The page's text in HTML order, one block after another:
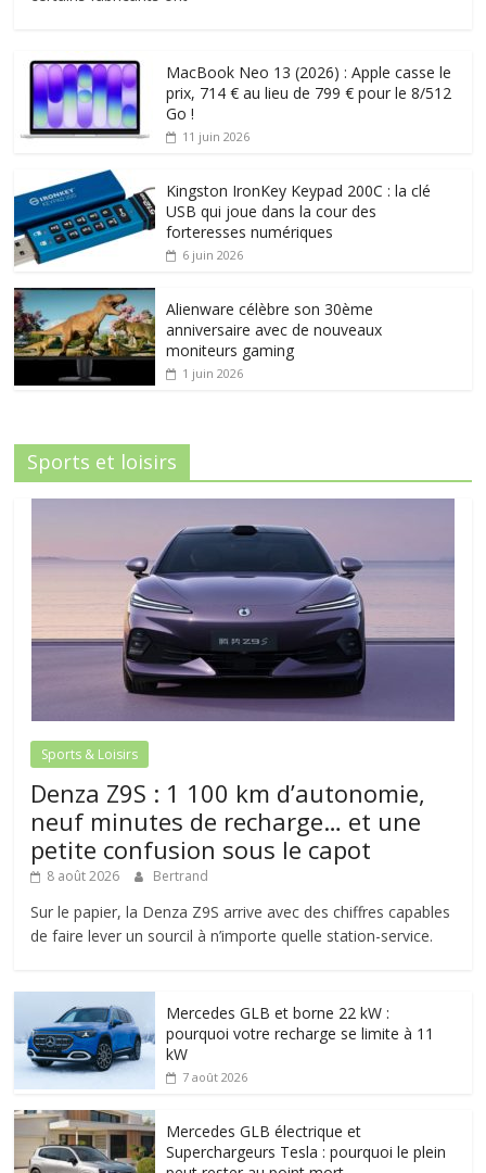
MacBook Neo 13 (2026) : Apple casse le
prix, 714 € au lieu de 799 € pour le 8/512
Go !
11 juin 2026
Kingston IronKey Keypad 200C : la clé
USB qui joue dans la cour des
forteresses numériques
6 juin 2026
Alienware célèbre son 30ème
anniversaire avec de nouveaux
moniteurs gaming
1 juin 2026
Sports et loisirs
Sports & Loisirs
Denza Z9S : 1 100 km d’autonomie,
neuf minutes de recharge… et une
petite confusion sous le capot
8 août 2026 Bertrand
Sur le papier, la Denza Z9S arrive avec des chiffres capables
de faire lever un sourcil à n’importe quelle station-service.
Mercedes GLB et borne 22 kW :
pourquoi votre recharge se limite à 11
kW
7 août 2026
Mercedes GLB électrique et
Superchargeurs Tesla : pourquoi le plein